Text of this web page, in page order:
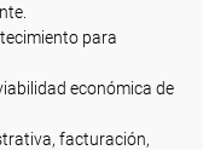
para
económica de
facturación,